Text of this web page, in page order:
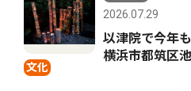
文化
2026.07.29
以津院で今年
横浜市都筑区